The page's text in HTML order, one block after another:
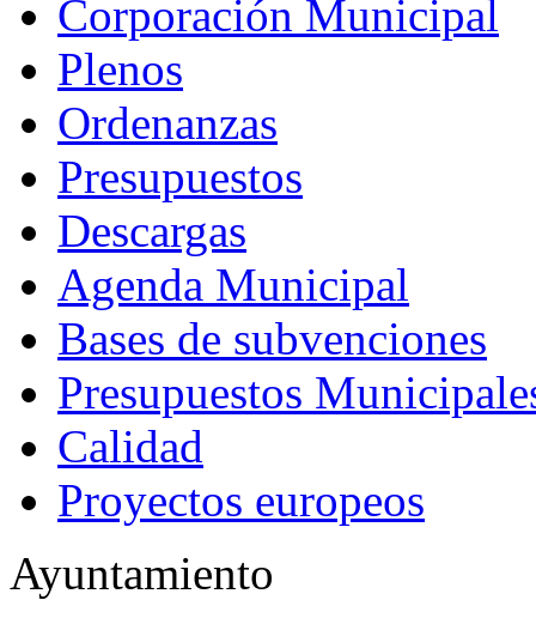
Corporación Municipal
Plenos
Ordenanzas
Presupuestos
Descargas
Agenda Municipal
Bases de subvenciones
Presupuestos
Calidad
Proyectos europeos
Ayuntamiento